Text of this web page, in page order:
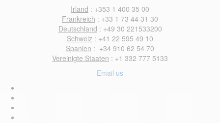
Irland : +353 1 400 35 00
Frankreich : +33 1 73 44 31 30
Deutschland : +49 30 221533200
Schweiz : +41 22 595 49 10
Spanien : +34 910 62 54 70
Vereinigte Staaten : +1 332 777 5133
Email us